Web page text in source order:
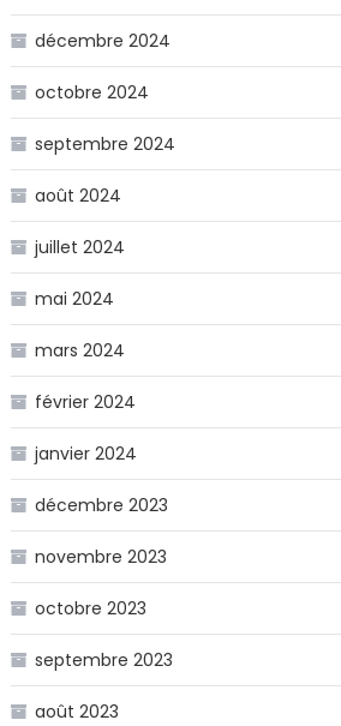
décembre 2024
octobre 2024
septembre 2024
août 2024
juillet 2024
mai 2024
mars 2024
février 2024
janvier 2024
décembre 2023
novembre 2023
octobre 2023
septembre 2023
août 2023